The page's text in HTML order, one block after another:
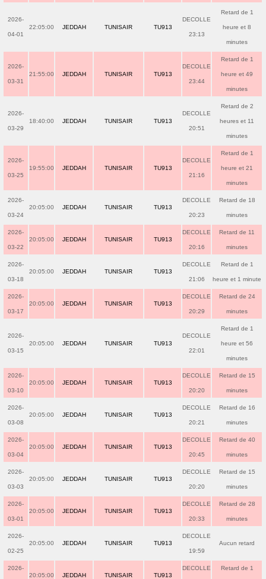
2026-
04-01
22:05:00 JEDDAH TUNISAIR TU913
DECOLLE
23:13
Retard de 1
heure et 8
minutes
2026-
03-31
21:55:00 JEDDAH TUNISAIR TU913
DECOLLE
23:44
Retard de 1
heure et 49
minutes
2026-
03-29
18:40:00 JEDDAH TUNISAIR TU913
DECOLLE
20:51
Retard de 2
heures et 11
minutes
2026-
03-25
19:55:00 JEDDAH TUNISAIR TU913
DECOLLE
21:16
Retard de 1
heure et 21
minutes
2026-
03-24
20:05:00 JEDDAH TUNISAIR TU913
DECOLLE
20:23
Retard de 18
minutes
2026-
03-22
20:05:00 JEDDAH TUNISAIR TU913
DECOLLE
20:16
Retard de 11
minutes
2026-
03-18
20:05:00 JEDDAH TUNISAIR TU913
DECOLLE
21:06
Retard de 1
heure et 1 minute
2026-
03-17
20:05:00 JEDDAH TUNISAIR TU913
DECOLLE
20:29
Retard de 24
minutes
2026-
03-15
20:05:00 JEDDAH TUNISAIR TU913
DECOLLE
22:01
Retard de 1
heure et 56
minutes
2026-
03-10
20:05:00 JEDDAH TUNISAIR TU913
DECOLLE
20:20
Retard de 15
minutes
2026-
03-08
20:05:00 JEDDAH TUNISAIR TU913
DECOLLE
20:21
Retard de 16
minutes
2026-
03-04
20:05:00 JEDDAH TUNISAIR TU913
DECOLLE
20:45
Retard de 40
minutes
2026-
03-03
20:05:00 JEDDAH TUNISAIR TU913
DECOLLE
20:20
Retard de 15
minutes
2026-
03-01
20:05:00 JEDDAH TUNISAIR TU913
DECOLLE
20:33
Retard de 28
minutes
2026-
02-25
20:05:00 JEDDAH TUNISAIR TU913
DECOLLE
19:59
Aucun retard
2026-
20:05:00 JEDDAH TUNISAIR TU913
DECOLLE Retard de 1